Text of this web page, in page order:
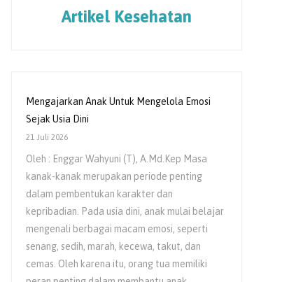
Artikel Kesehatan
Mengajarkan Anak Untuk Mengelola Emosi
Sejak Usia Dini
21 Juli 2026
Oleh : Enggar Wahyuni (T), A.Md.Kep Masa
kanak-kanak merupakan periode penting
dalam pembentukan karakter dan
kepribadian. Pada usia dini, anak mulai belajar
mengenali berbagai macam emosi, seperti
senang, sedih, marah, kecewa, takut, dan
cemas. Oleh karena itu, orang tua memiliki